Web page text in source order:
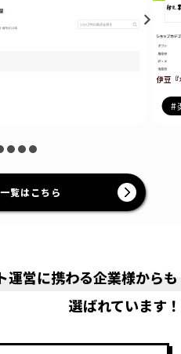
伊豆
覧はこちら
運営に携わる企業様からも
選ばれています！